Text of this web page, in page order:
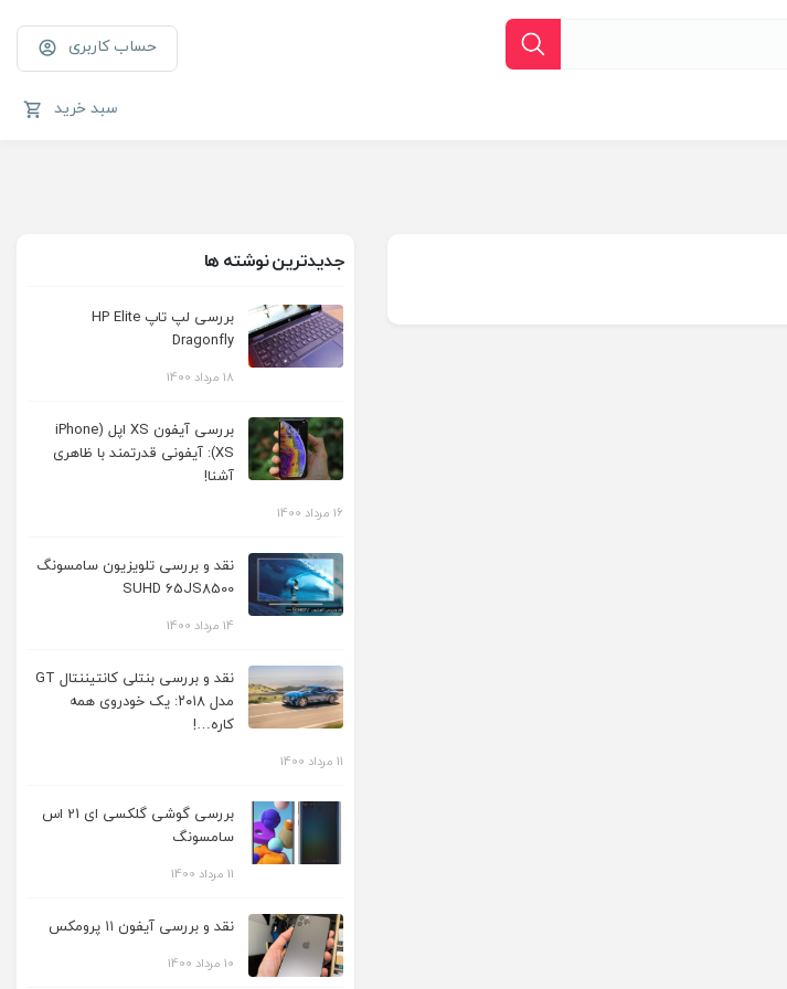
حساب کاربری
سبد خرید
جدیدترین نوشته ها
بررسی لپ‌ تاپ HP Elite
Dragonfly
18 مرداد 1400
بررسی آیفون XS اپل (iPhone
XS): آیفونی قدرتمند با ظاهری
آشنا!
16 مرداد 1400
نقد و بررسی تلویزیون سامسونگ
SUHD 65JS8500
14 مرداد 1400
نقد و بررسی بنتلی کانتیننتال GT
مدل ۲۰۱۸: یک خودروی همه
کاره…!
11 مرداد 1400
بررسی گوشی گلکسی ای 21 اس
سامسونگ
11 مرداد 1400
نقد و بررسی آیفون ۱۱ پرومکس
10 مرداد 1400